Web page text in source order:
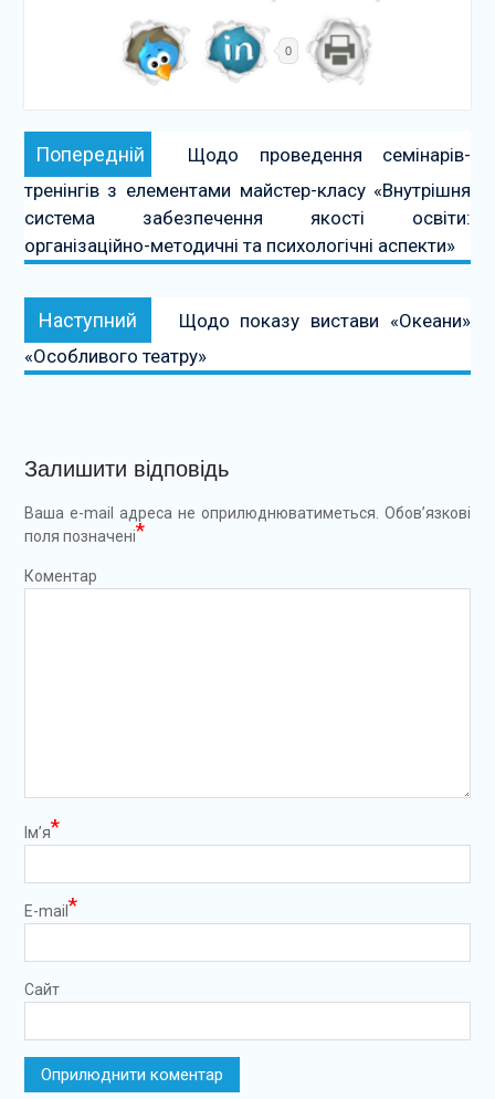
0
Навігація
записів
Попередній Попередній:
Щодо проведення семінарів-
тренінгів з елементами майстер-класу «Внутрішня
система забезпечення якості освіти:
організаційно-методичні та психологічні аспекти»
Наступний Наступний:
Щодо показу вистави «Океани»
«Особливого театру»
Залишити відповідь
Ваша e-mail адреса не оприлюднюватиметься. Обов’язкові
поля позначені*
Коментар
Ім’я*
E-mail *
Сайт